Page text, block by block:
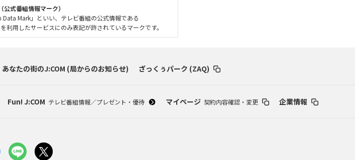
式番組情報マーク）
Mark」といい、テレビ番組の公式情報である
利用したサービスにのみ表記が許されているマークです。
あなたの街のJ:COM (局からのお知らせ) ざっくぅパーク (ZAQ)
Fun! J:COM テレビ番組情報／プレゼント・優待 マイページ 契約内容確認・変更 企業情報